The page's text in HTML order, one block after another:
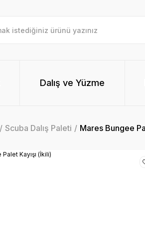
Dalış ve Yüzme
Scuba Dalış Paleti Mares Bungee